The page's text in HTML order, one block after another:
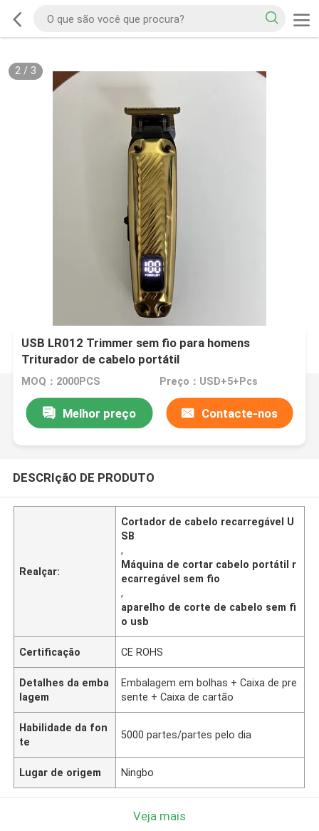
2/ 3
USB LR012 Trimmer sem fio para homens
Triturador de cabelo portátil
MOQ：2000PCS Preço：USD+5+Pcs
Melhor preço Contacte-nos
DESCRIçãO DE PRODUTO
Realçar:
Cortador de cabelo recarregável U
SB
,
Máquina de cortar cabelo portátil r
ecarregável sem fio
,
aparelho de corte de cabelo sem fi
o usb
Certificação CE ROHS
Detalhes da emba
lagem
Embalagem em bolhas + Caixa de pre
sente + Caixa de cartão
Habilidade da fon
te
5000 partes/partes pelo dia
Lugar de origem Ningbo
Veja mais